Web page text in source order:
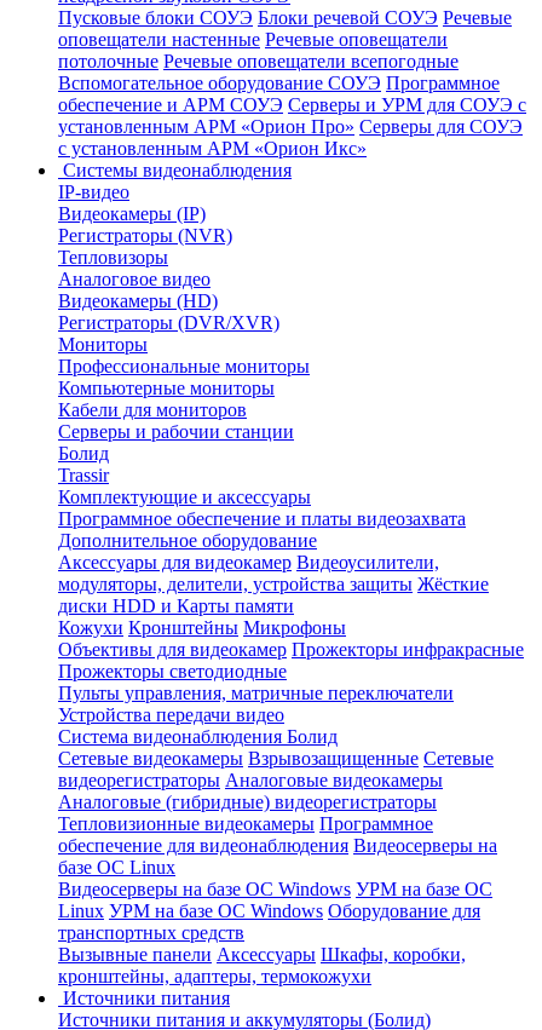
Пусковые блоки СОУЭ Блоки речевой СОУЭ Речевые
оповещатели настенные Речевые оповещатели
потолочные Речевые оповещатели всепогодные
Вспомогательное оборудование СОУЭ Программное
обеспечение и АРМ СОУЭ Серверы и УРМ для СОУЭ с
установленным АРМ «Орион Про» Серверы для СОУЭ
с установленным АРМ «Орион Икс»
Системы видеонаблюдения
IP-видео
Видеокамеры (IP)
Регистраторы (NVR)
Тепловизоры
Аналоговое видео
Видеокамеры (HD)
Регистраторы (DVR/XVR)
Мониторы
Профессиональные мониторы
Компьютерные мониторы
Кабели для мониторов
Серверы и рабочии станции
Болид
Trassir
Комплектующие и аксессуары
Программное обеспечение и платы видеозахвата
Дополнительное оборудование
Аксессуары для видеокамер Видеоусилители,
модуляторы, делители, устройства защиты Жёсткие
диски HDD и Карты памяти
Кожухи Кронштейны Микрофоны
Объективы для видеокамер Прожекторы инфракрасные
Прожекторы светодиодные
Пульты управления, матричные переключатели
Устройства передачи видео
Система видеонаблюдения Болид
Сетевые видеокамеры Взрывозащищенные Сетевые
видеорегистраторы Аналоговые видеокамеры
Аналоговые (гибридные) видеорегистраторы
Тепловизионные видеокамеры Программное
обеспечение для видеонаблюдения Видеосерверы на
базе ОС Linux
Видеосерверы на базе ОС Windows УРМ на базе ОС
Linux УРМ на базе ОС Windows Оборудование для
транспортных средств
Вызывные панели Аксессуары Шкафы, коробки,
кронштейны, адаптеры, термокожухи
Источники питания
Источники питания и аккумуляторы (Болид)